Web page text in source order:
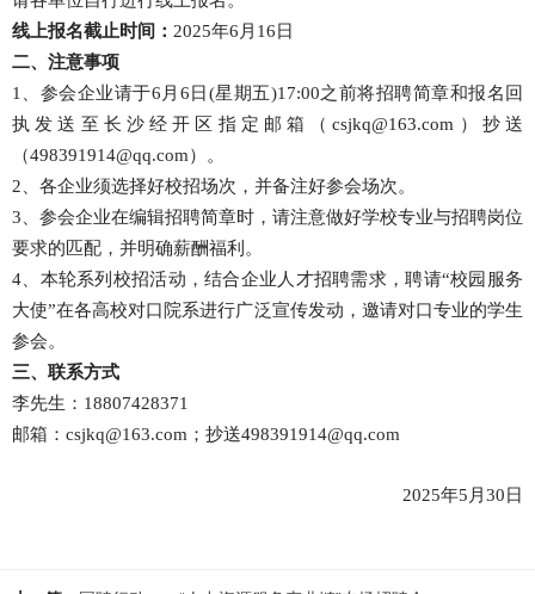
线上报名截止时间： 2025年6月16日
二、注意事项
1、参会企业请于6月6日(星期五)17:00之前将招聘简章和报名回
执发送至长沙经开区指定邮箱（csjkq@163.com ）抄送
（498391914@qq.com）。
2、各企业须选择好校招场次，并备注好参会场次。
3、参会企业在编辑招聘简章时，请注意做好学校专业与招聘岗位
要求的匹配，并明确薪酬福利。
4、本轮系列校招活动，结合企业人才招聘需求，聘请“校园服务
大使”在各高校对口院系进行广泛宣传发动，邀请对口专业的学生
参会。
三、联系方式
李先生：18807428371
邮箱：csjkq@163.com；抄送498391914@qq.com
2025年5月30日